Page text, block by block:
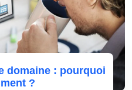
domaine : pourquoi
?